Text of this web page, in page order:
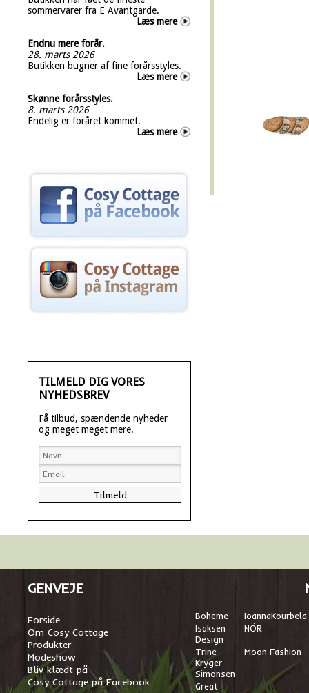
sommervarer fra E Avantgarde.
Læs mere
Endnu mere forår.
28. marts 2026
Butikken bugner af fine forårsstyles.
Læs mere
Skønne forårsstyles.
8. marts 2026
Endelig er foråret kommet.
Læs mere
TILMELD DIG VORES
NYHEDSBREV
Få tilbud, spændende nyheder
og meget meget mere.
GENVEJE
Forside
Om Cosy Cottage
Produkter
Modeshow
Bliv klædt på
Cosy Cottage på Facebook
Boheme IoannaKourbela
Isaksen
Design
NÖR
Trine
Kryger
Simonsen
Moon Fashion
Great